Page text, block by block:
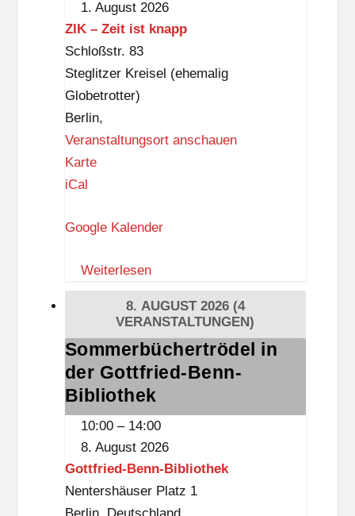
1. August 2026
ZIK – Zeit ist knapp
Schloßstr. 83
Steglitzer Kreisel (ehemalig
Globetrotter)
Berlin,
Veranstaltungsort anschauen
KarteZ
–
e
i
i
k
n
a
p
p
iCal
Google Kalender
Weiterlesen
8. AUGUST 2026 (4
VERANSTALTUNGEN)
Sommerbüchertrödel
in
der
Gottfried-
Bibliothek
Sommerbüchertrödel in
der Gottfried-Benn-
Bibliothek
10:00 – 14:00
8. August 2026
Gottfried-Benn-Bibliothek
Nentershäuser Platz 1